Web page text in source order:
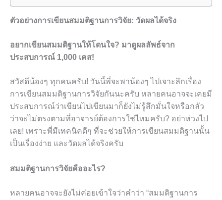
ตัวอย่างการเขียนสมมติฐานการวิจัย: วัดผลได้จริง
อยากเขียนสมมติฐานให้โดนใจ? มาดูผลลัพธ์จาก
ประสบการณ์ 1,000 เคส!
สวัสดีน้องๆ ทุกคนครับ! วันนี้พี่จะพาน้องๆ ไปเจาะลึกเรื่อง
การเขียนสมมติฐานการวิจัยกันนะครับ หลายคนอาจจะเคยมี
ประสบการณ์ว่าเขียนไปเขียนมาก็ยังไม่รู้สึกมั่นใจหรือกลัว
ว่าจะไม่ตรงตามที่อาจารย์ต้องการใช่ไหมครับ? อย่าห่วงไป
เลย! เพราะพี่มีเทคนิคดีๆ ที่จะช่วยให้การเขียนสมมติฐานนั้น
เป็นเรื่องง่าย และวัดผลได้จริงครับ
สมมติฐานการวิจัยคืออะไร?
หลายคนอาจจะยังไม่ค่อยเข้าใจว่าคำว่า “สมมติฐานการ